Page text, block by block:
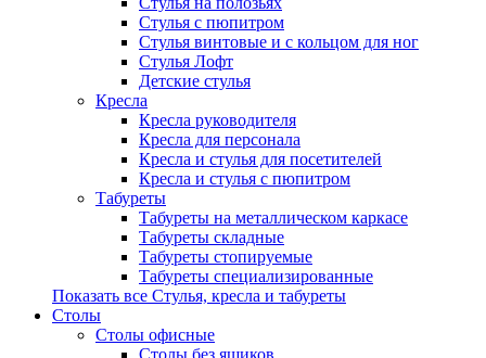
Стулья с пюпитром
Стулья винтовые и с кольцом для ног
Стулья Лофт
Детские стулья
Кресла
Кресла руководителя
Кресла для персонала
Кресла и стулья для посетителей
Кресла и стулья с пюпитром
Табуреты
Табуреты на металлическом каркасе
Табуреты складные
Табуреты стопируемые
Табуреты специализированные
Показать все Стулья, кресла и табуреты
Столы
Столы офисные
Столы без ящиков